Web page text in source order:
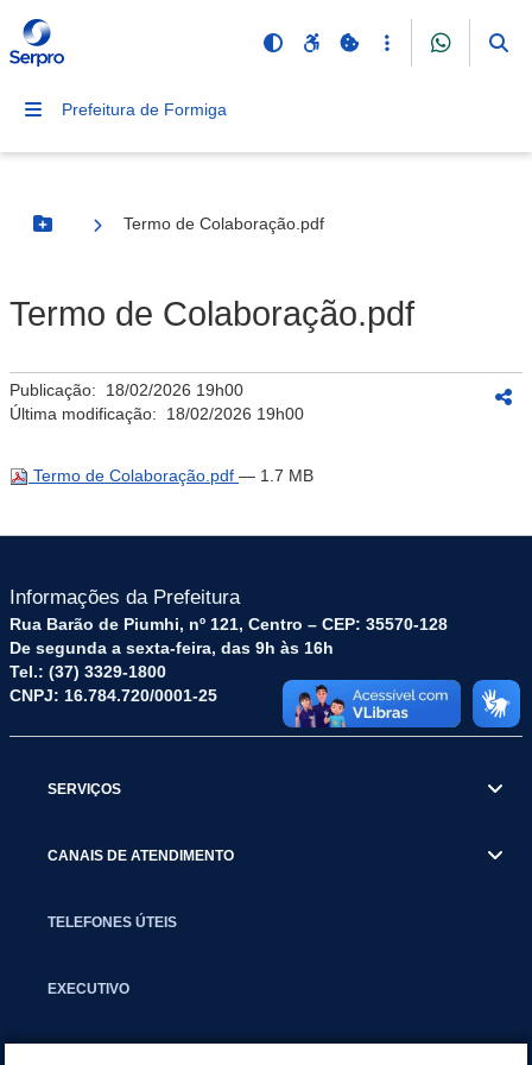
Prefeitura de Formiga
Botão Menu
Termo de Colaboração.pdf
Termo de Colaboração.pdf
Publicação: 18/02/2026 19h00
Última modificação: 18/02/2026 19h00
Termo de Colaboração.pdf — 1.7 MB
Informações da Prefeitura
Rua Barão de Piumhi, nº 121, Centro – CEP: 35570-128
De segunda a sexta-feira, das 9h às 16h
Tel.: (37) 3329-1800
CNPJ: 16.784.720/0001-25
SERVIÇOS
CANAIS DE ATENDIMENTO
TELEFONES ÚTEIS
EXECUTIVO